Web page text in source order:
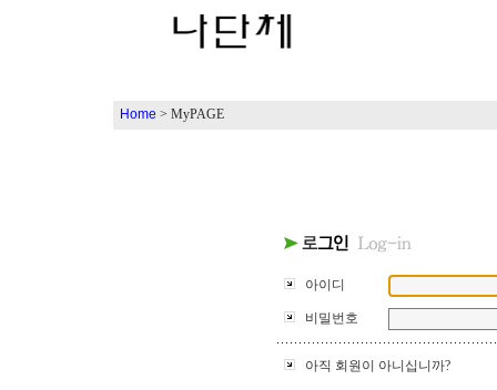
Home > MyPAGE
아이디
비밀번호
아직 회원이 아니십니까?